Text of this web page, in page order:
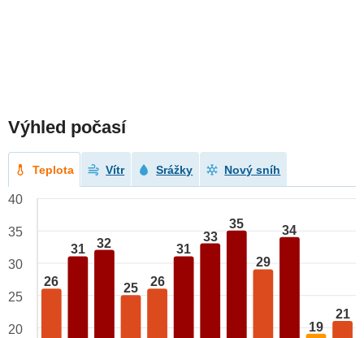
Výhled počasí
Teplota Vítr Srážky Nový sníh
26
31 32
25 26
31
33
35
29
34
19
21
40
35
30
25
20